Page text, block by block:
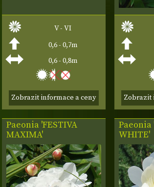
V - VI
0,6 - 0,7m
0,6 - 0,8m
Zobrazit informace a ceny Zobrazit
Paeonia 'FESTIVA
MAXIMA'
Paeonia
WHITE'